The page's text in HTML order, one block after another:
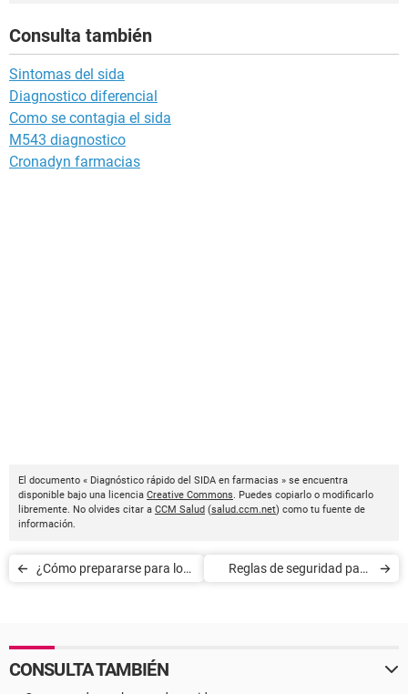
Consulta también
Sintomas del sida
Diagnostico diferencial
Como se contagia el sida
M543 diagnostico
Cronadyn farmacias
El documento « Diagnóstico rápido del SIDA en farmacias » se encuentra
disponible bajo una licencia Creative Commons. Puedes copiarlo o modificarlo
libremente. No olvides citar a CCM Salud (salud.ccm.net) como tu fuente de
información.
¿Cómo prepararse para los
Reglas de seguridad para
CONSULTA TAMBIÉN